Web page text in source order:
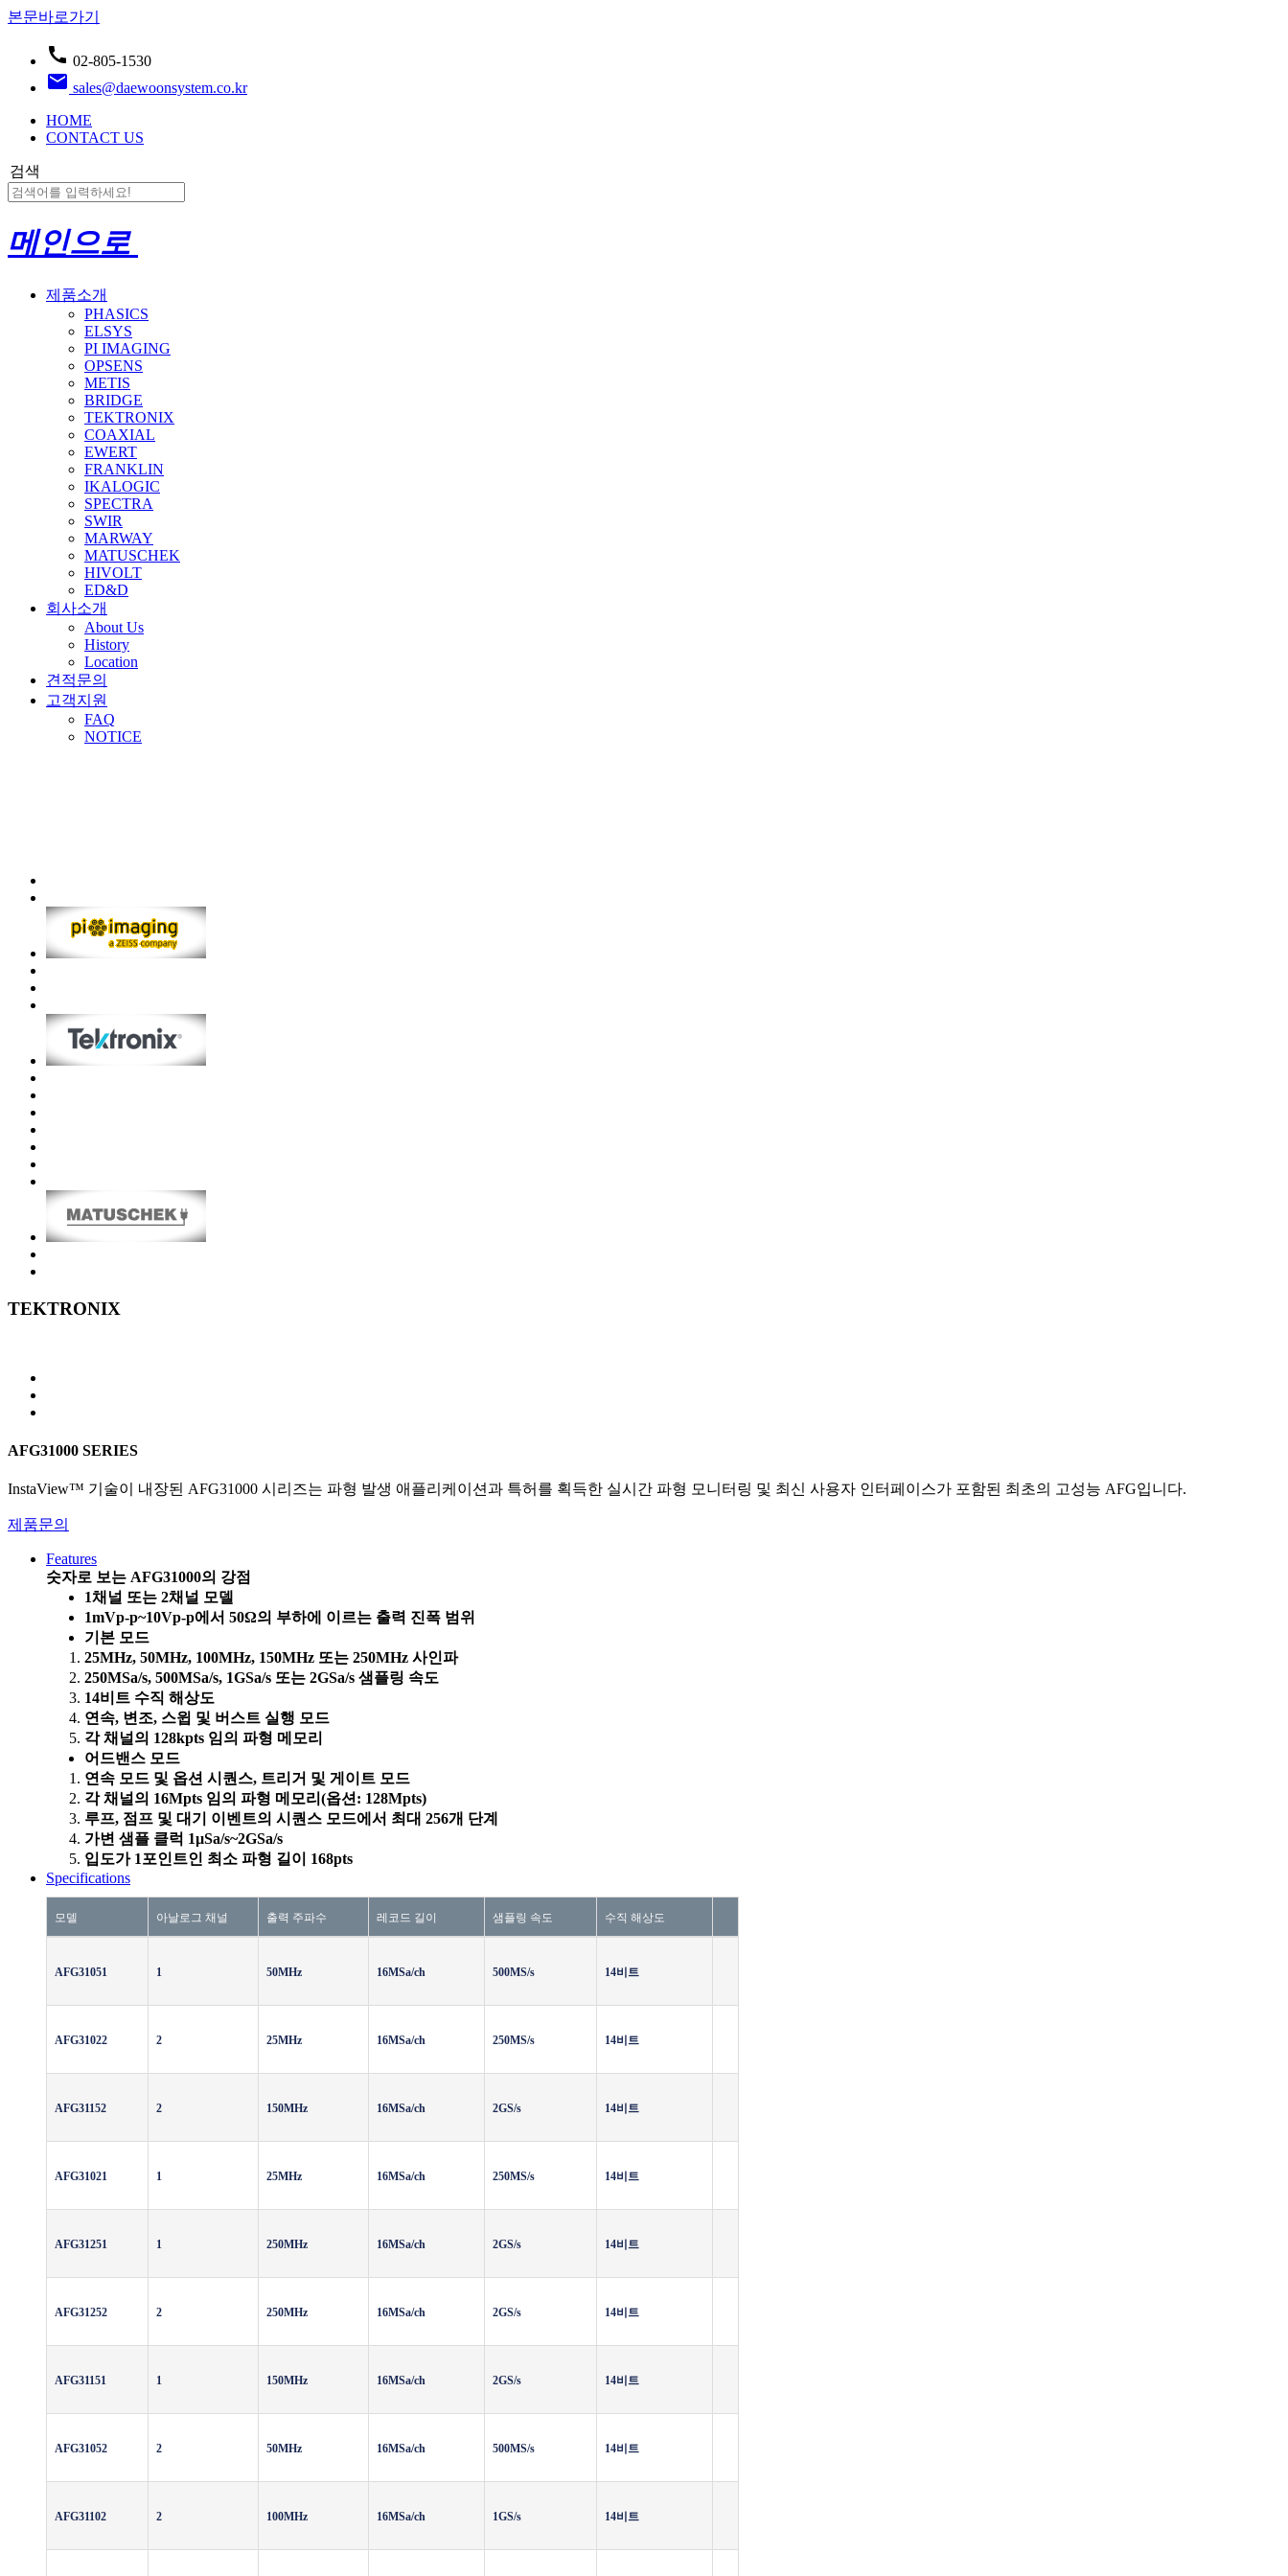
본문바로가기
call 02-805-1530
email sales@daewoonsystem.co.kr
HOME
CONTACT US
검색
메인으로
제품소개
PHASICS
ELSYS
PI IMAGING
OPSENS
METIS
BRIDGE
TEKTRONIX
COAXIAL
EWERT
FRANKLIN
IKALOGIC
SPECTRA
SWIR
MARWAY
MATUSCHEK
HIVOLT
ED&D
회사소개
About Us
History
Location
견적문의
고객지원
FAQ
NOTICE
TEKTRONIX
AFG31000 SERIES
InstaView™ 기술이 내장된 AFG31000 시리즈는 파형 발생 애플리케이션과 특허를 획득한 실시간 파형 모니터링 및 최신 사용자 인터페이스가 포함된 최초의 고성능 AFG입니다.
제품문의
Features
숫자로 보는 AFG31000의 강점
1채널 또는 2채널 모델
1mVp-p~10Vp-p에서 50Ω의 부하에 이르는 출력 진폭 범위
기본 모드
25MHz, 50MHz, 100MHz, 150MHz 또는 250MHz 사인파
250MSa/s, 500MSa/s, 1GSa/s 또는 2GSa/s 샘플링 속도
14비트 수직 해상도
연속, 변조, 스윕 및 버스트 실행 모드
각 채널의 128kpts 임의 파형 메모리
어드밴스 모드
연속 모드 및 옵션 시퀀스, 트리거 및 게이트 모드
각 채널의 16Mpts 임의 파형 메모리(옵션: 128Mpts)
루프, 점프 및 대기 이벤트의 시퀀스 모드에서 최대 256개 단계
가변 샘플 클럭 1µSa/s~2GSa/s
입도가 1포인트인 최소 파형 길이 168pts
Specifications
모델 아날로그 채널 출력 주파수 레코드 길이 샘플링 속도 수직 해상도
AFG31051 1 50MHz 16MSa/ch 500MS/s 14비트
AFG31022 2 25MHz 16MSa/ch 250MS/s 14비트
AFG31152 2 150MHz 16MSa/ch 2GS/s 14비트
AFG31021 1 25MHz 16MSa/ch 250MS/s 14비트
AFG31251 1 250MHz 16MSa/ch 2GS/s 14비트
AFG31252 2 250MHz 16MSa/ch 2GS/s 14비트
AFG31151 1 150MHz 16MSa/ch 2GS/s 14비트
AFG31052 2 50MHz 16MSa/ch 500MS/s 14비트
AFG31102 2 100MHz 16MSa/ch 1GS/s 14비트